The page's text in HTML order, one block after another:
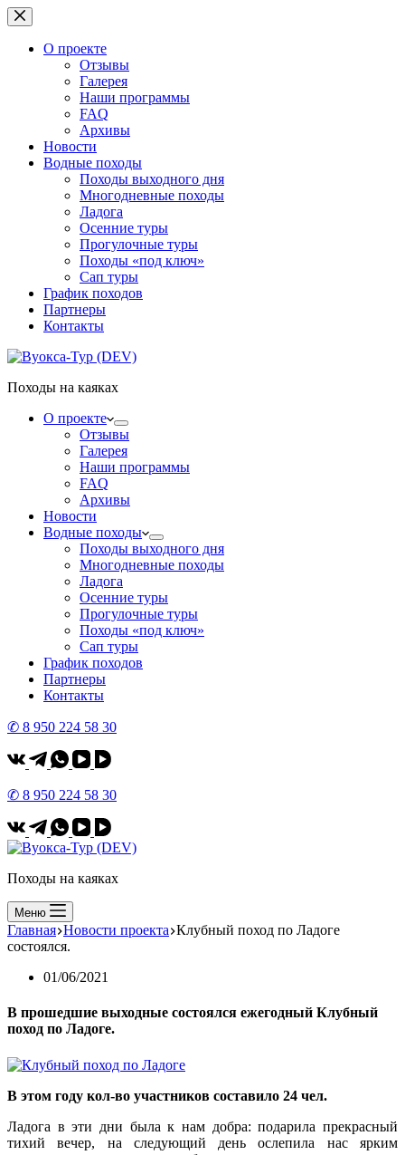
Перейти
к
сути
О проекте
Отзывы
Галерея
Наши программы
FAQ
Архивы
Новости
Водные походы
Походы выходного дня
Многодневные походы
Ладога
Осенние туры
Прогулочные туры
Походы «под ключ»
Сап туры
График походов
Партнеры
Контакты
Походы на каяках
О проекте
Отзывы
Галерея
Наши программы
FAQ
Архивы
Новости
Водные походы
Походы выходного дня
Многодневные походы
Ладога
Осенние туры
Прогулочные туры
Походы «под ключ»
Сап туры
График походов
Партнеры
Контакты
✆ 8 950 224 58 30
✆ 8 950 224 58 30
Походы на каяках
Меню
Главная Новости проекта Клубный поход по Ладоге
состоялся.
01/06/2021
В прошедшие выходные состоялся ежегодный Клубный
поход по Ладоге.
В этом году кол-во участников составило 24 чел.
Ладога в эти дни была к нам добра: подарила прекрасный
тихий вечер, на следующий день ослепила нас ярким